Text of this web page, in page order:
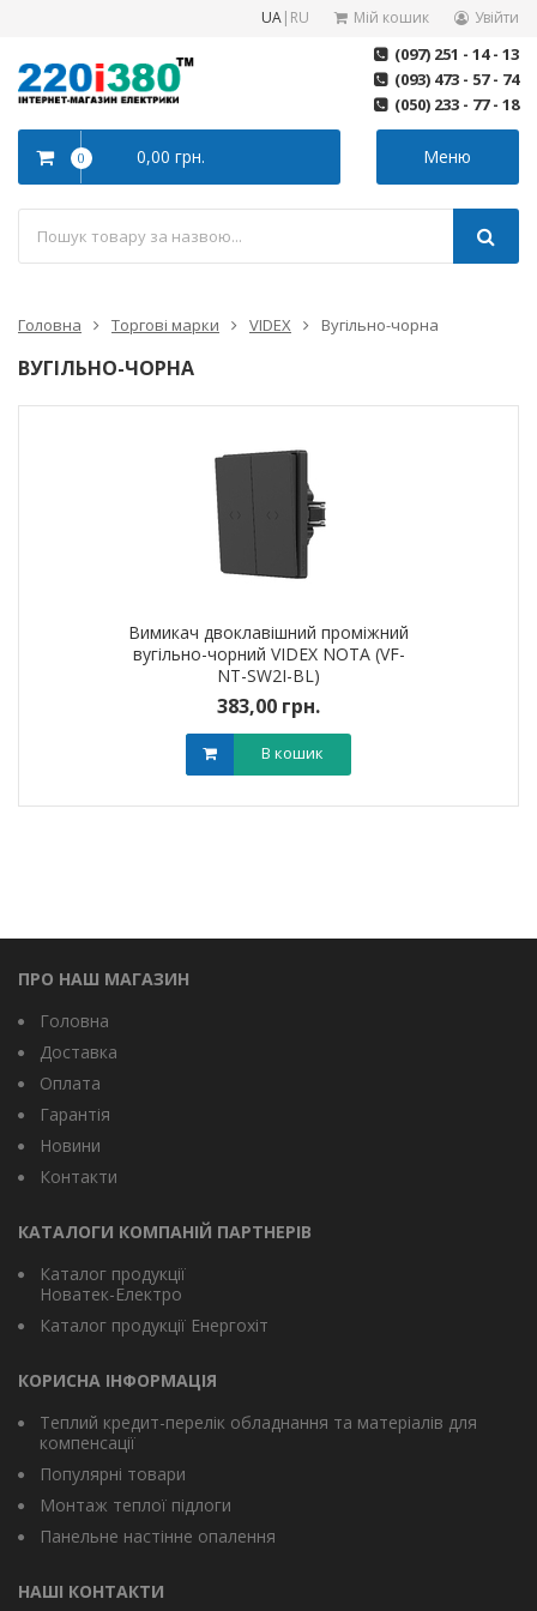
UA| RU Мій кошик Увійти
(097) 251 - 14 - 13
(093) 473 - 57 - 74
(050) 233 - 77 - 18
Меню
0 0,00 грн.
Головна Торгові марки VIDEX Вугільно-чорна
ВУГІЛЬНО-ЧОРНА
Вимикач двоклавішний проміжний
вугільно-чорний VIDEX NOTA (VF-
NT-SW2I-BL)
383,00 грн.
В кошик
ПРО НАШ МАГАЗИН
Головна
Доставка
Оплата
Гарантія
Новини
Контакти
КАТАЛОГИ КОМПАНІЙ ПАРТНЕРІВ
Каталог продукції
Новатек-Електро
Каталог продукції Енергохіт
КОРИСНА ІНФОРМАЦІЯ
Теплий кредит-перелік обладнання та матеріалів для
компенсації
Популярні товари
Монтаж теплої підлоги
Панельне настінне опалення
НАШІ КОНТАКТИ